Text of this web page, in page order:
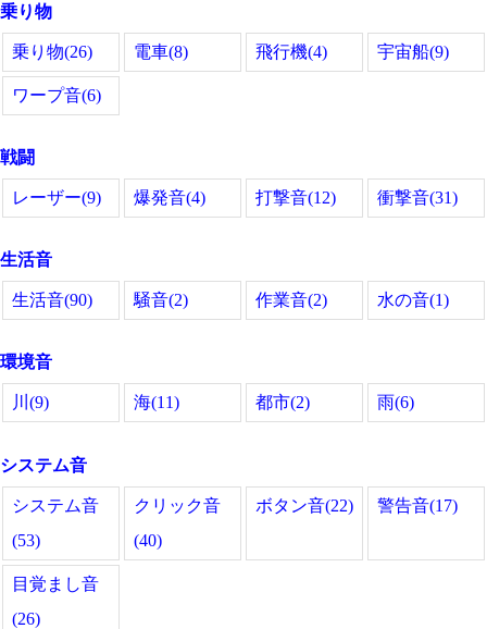
乗り物
乗り物(26) 電車(8) 飛行機(4) 宇宙船(9)
ワープ音(6)
戦闘
レーザー(9) 爆発音(4) 打撃音(12) 衝撃音(31)
生活音
生活音(90) 騒音(2) 作業音(2) 水の音(1)
環境音
川(9) 海(11) 都市(2) 雨(6)
システム音
システム音
(53)
クリック音
(40)
ボタン音(22) 警告音(17)
目覚まし音
(26)